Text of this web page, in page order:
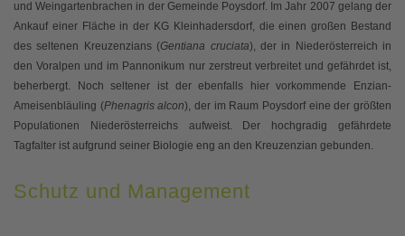
und Weingartenbrachen in der Gemeinde Poysdorf. Im Jahr 2007 gelang der
Ankauf einer Fläche in der KG Kleinhadersdorf, die einen großen Bestand
des seltenen Kreuzenzians (Gentiana cruciata), der in Niederösterreich in
den Voralpen und im Pannonikum nur zerstreut verbreitet und gefährdet ist,
beherbergt. Noch seltener ist der ebenfalls hier vorkommende Enzian-
Ameisenbläuling (Phenagris alcon), der im Raum Poysdorf eine der größten
Populationen Niederösterreichs aufweist. Der hochgradig gefährdete
Tagfalter ist aufgrund seiner Biologie eng an den Kreuzenzian gebunden.
Schutz und Management